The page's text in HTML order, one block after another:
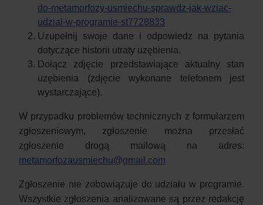
do-metamorfozy-usmiechu-sprawdz-jak-wziac-
udzial-w-programie-st7728833
Uzupełnij swoje dane i odpowiedz na pytania
dotyczące historii utraty uzębienia.
Dołącz zdjęcie przedstawiające aktualny stan
uzębienia (zdjęcie wykonane telefonem jest
wystarczające).
W przypadku problemów technicznych z formularzem
zgłoszeniowym, zgłoszenie można przesłać
zgłoszenie drogą mailową na adres:
metamorfozausmiechu@gmail.com
Zgłoszenie nie zobowiązuje do udziału w programie.
Wszystkie zgłoszenia analizowane są przez redakcję